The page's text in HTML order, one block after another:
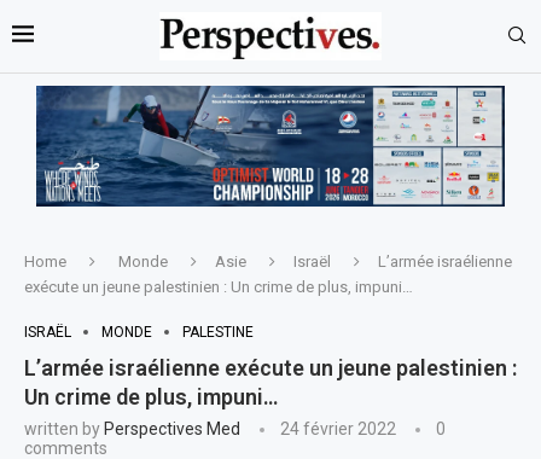
Home Monde Asie Israël
L’armée israélienne
exécute un jeune palestinien : Un crime de plus, impuni…
ISRAËL MONDE PALESTINE
L’armée israélienne exécute un jeune palestinien :
Un crime de plus, impuni…
written by Perspectives Med 24 février 2022
0
comments